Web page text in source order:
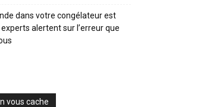
dans votre congélateur est
alertent sur l’erreur que
vous cache